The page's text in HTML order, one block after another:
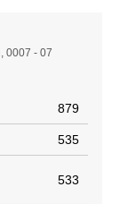
0007 - 07
879
535
533